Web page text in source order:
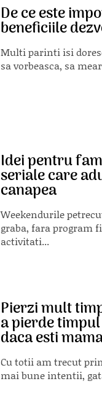
De ce este
beneficiile
Multi parinti isi
sa vorbeasca, sa
Idei pentru
seriale care
canapea
Weekendurile
graba, fara program
activitati...
Pierzi mult
a pierde
daca esti
Cu totii am trecut
mai bune intentii,